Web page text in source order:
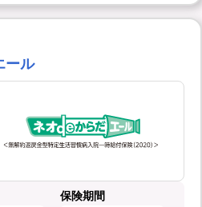
ール
保険期間